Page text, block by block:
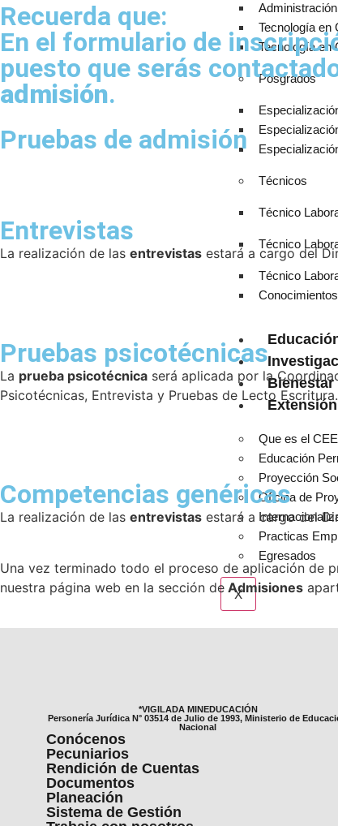
Tecnología en
Tecnología en
Posgrados
Técnicos
Técnico
Técnico
Técnico
Bienestar
Extensión
Que es el
Educación
Proyección
Oficina de
Practicas
Egresados
X
Recuerda que:
En el formulario de
puesto que serás
admisión.
Pruebas de admisión
Entrevistas
La realización de las entrevistas estará a cargo del
Pruebas psicotécnicas
La prueba psicotécnica será aplicada por la
Psicotécnicas, Entrevista y Pruebas de Lecto Escritura.
Competencias genéricas
La realización de las entrevistas estará a cargo del
Una vez terminado todo el proceso de aplicación de
nuestra página web en la sección de Admisiones
*VIGILADA MINEDUCACIÓN
Personería Jurídica N° 03514 de Julio de 1993, Ministerio de
Nacional
Conócenos
Pecuniarios
Rendición de Cuentas
Documentos
Planeación
Sistema de Gestión